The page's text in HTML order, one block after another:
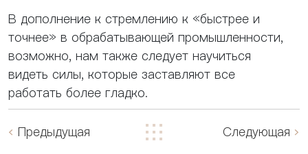
В дополнение к стремлению к «быстрее и
точнее» в обрабатывающей промышленности,
возможно, нам также следует научиться
видеть силы, которые заставляют все
работать более гладко.
Предыдущая Следующая